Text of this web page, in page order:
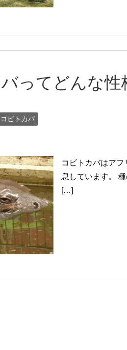
ってどんな性
コビトカバ
コビトカバはア
息しています。
[…]